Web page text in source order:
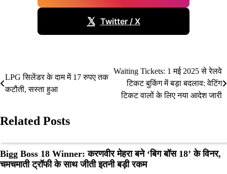
𝕏 Twitter / X
Post
navigation
LPG सिलेंडर के दाम में 17 रुपए तक
कटौती, सस्ता हुआ
Waiting Tickets: 1 मई 2025 से रेलवे
टिकट बुकिंग में बड़ा बदलाव: वेटिंग
टिकट वालों के लिए नया आदेश जारी
Related Posts
Bigg Boss 18 Winner: करणवीर मेहरा बने ‘बिग बॉस 18’ के विनर,
चमचमाती ट्रॉफी के साथ जीती इतनी बड़ी रकम